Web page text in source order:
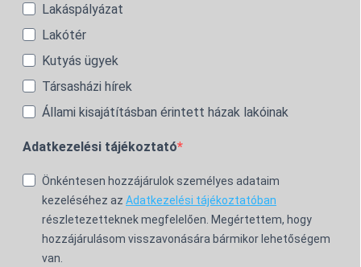
Lakáspályázat
Lakótér
Kutyás ügyek
Társasházi hírek
Állami kisajátításban érintett házak lakóinak
Adatkezelési tájékoztató
Önkéntesen hozzájárulok személyes adataim
kezeléséhez az Adatkezelési tájékoztatóban
részletezetteknek megfelelően. Megértettem, hogy
hozzájárulásom visszavonására bármikor lehetőségem
van.